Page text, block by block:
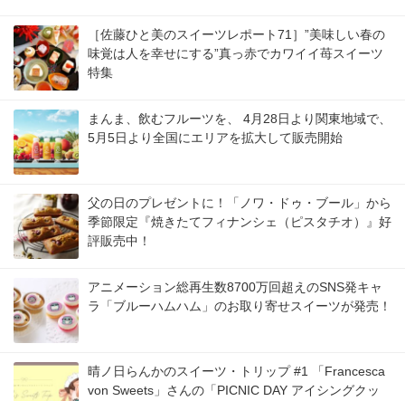
［佐藤ひと美のスイーツレポート71］”美味しい春の
味覚は人を幸せにする”真っ赤でカワイイ苺スイーツ
特集
まんま、飲むフルーツを、 4月28日より関東地域で、
5月5日より全国にエリアを拡大して販売開始
父の日のプレゼントに！「ノワ・ドゥ・ブール」から
季節限定『焼きたてフィナンシェ（ピスタチオ）』好
評販売中！
アニメーション総再生数8700万回超えのSNS発キャ
ラ「ブルーハムハム」のお取り寄せスイーツが発売！
晴ノ日らんかのスイーツ・トリップ #1 「Francesca
von Sweets」さんの「PICNIC DAY アイシングクッ